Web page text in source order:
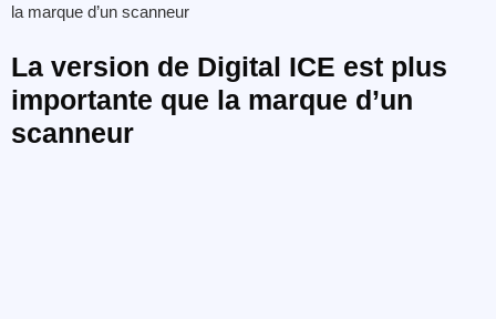
la marque d’un scanneur
La version de Digital ICE est plus
importante que la marque d’un
scanneur